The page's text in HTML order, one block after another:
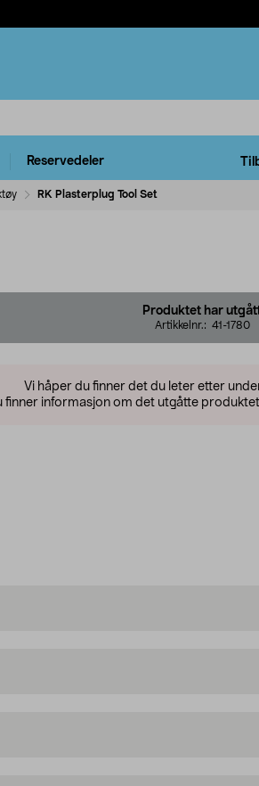
Reservedeler
RK Plasterplug Tool Set
Produktet har
Artikkelnr.: 41-1780
Vi håper du finner det du leter etter
finner informasjon om det utgåtte